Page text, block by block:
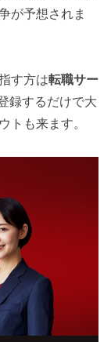
が予想されま
す方は転職サー
録するだけで大
トも来ます。